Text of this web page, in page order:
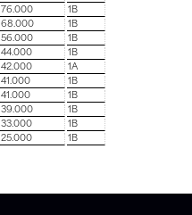
76.000
1B
68.000
1B
56.000
1B
44.000
1B
42.000
1A
41.000
1B
41.000
1B
39.000
1B
33.000
1B
25.000 1B